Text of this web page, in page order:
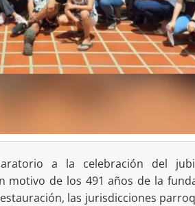
a la celebración del
motivo de los 491 años de la
las jurisdicciones